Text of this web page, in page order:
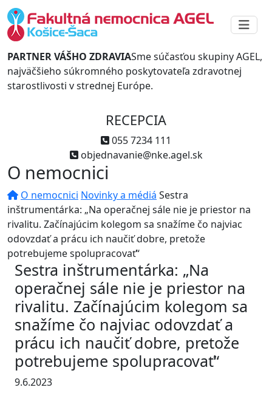
PARTNER VÁŠHO ZDRAVIASme súčasťou skupiny AGEL,
najväčšieho súkromného poskytovateľa zdravotnej
starostlivosti v strednej Európe.
RECEPCIA
055 7234 111
objednavanie@nke.agel.sk
O nemocnici
O nemocnici Novinky a médiá Sestra
inštrumentárka: „Na operačnej sále nie je priestor na
rivalitu. Začínajúcim kolegom sa snažíme čo najviac
odovzdať a prácu ich naučiť dobre, pretože
potrebujeme spolupracovať“
Sestra inštrumentárka: „Na
operačnej sále nie je priestor na
rivalitu. Začínajúcim kolegom sa
snažíme čo najviac odovzdať a
prácu ich naučiť dobre, pretože
potrebujeme spolupracovať“
9.6.2023